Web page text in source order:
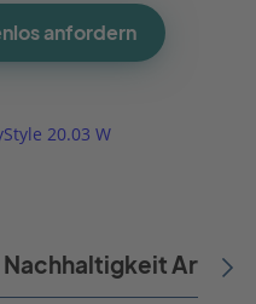
anfordern
20.03 W
Nachhaltigkeit Artikel